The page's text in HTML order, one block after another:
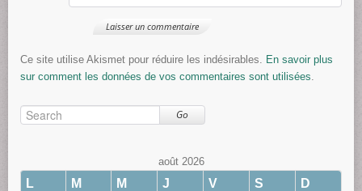
Ce site utilise Akismet pour réduire les indésirables. En savoir plus
sur comment les données de vos commentaires sont utilisées
Go
août 2026
L M M J V S D